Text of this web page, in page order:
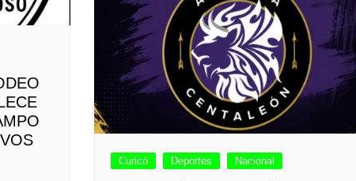
Curicó Deportes Nacional